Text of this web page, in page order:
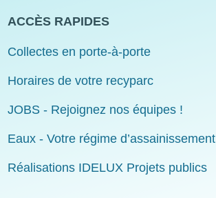
ACCÈS RAPIDES
Collectes en porte-à-porte
Horaires de votre recyparc
JOBS - Rejoignez nos équipes !
Eaux - Votre régime d’assainissement
Réalisations IDELUX Projets publics